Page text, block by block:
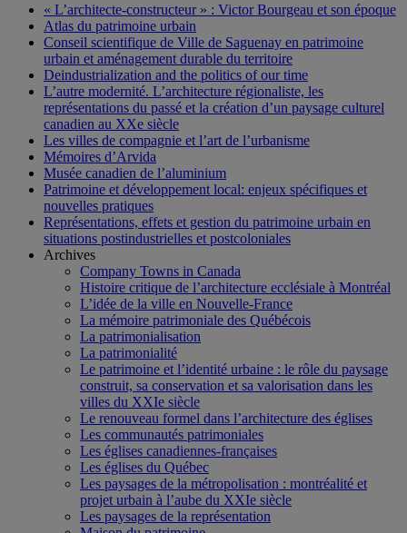
« L’architecte-constructeur » : Victor Bourgeau et son époque
Atlas du patrimoine urbain
Conseil scientifique de Ville de Saguenay en patrimoine
urbain et aménagement durable du territoire
Deindustrialization and the politics of our time
L’autre modernité. L’architecture régionaliste, les
représentations du passé et la création d’un paysage culturel
canadien au XXe siècle
Les villes de compagnie et l’art de l’urbanisme
Mémoires d’Arvida
Musée canadien de l’aluminium
Patrimoine et développement local: enjeux spécifiques et
nouvelles pratiques
Représentations, effets et gestion du patrimoine urbain en
situations postindustrielles et postcoloniales
Archives
Company Towns in Canada
Histoire critique de l’architecture ecclésiale à Montréal
L’idée de la ville en Nouvelle-France
La mémoire patrimoniale des Québécois
La patrimonialisation
La patrimonialité
Le patrimoine et l’identité urbaine : le rôle du paysage
construit, sa conservation et sa valorisation dans les
villes du XXIe siècle
Le renouveau formel dans l’architecture des églises
Les communautés patrimoniales
Les églises canadiennes-françaises
Les églises du Québec
Les paysages de la métropolisation : montréalité et
projet urbain à l’aube du XXIe siècle
Les paysages de la représentation